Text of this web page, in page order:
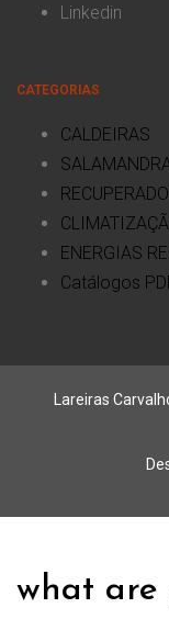
Linkedin
CATEGORIAS
CALDEIRAS
ENERGIAS
Catálogos
Lareiras
what are